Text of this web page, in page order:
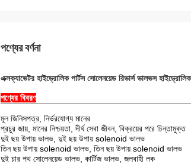
পণ্যের বর্ণনা
এক্সক্যাভেটর হাইড্রোলিক পার্টস সোলেনয়েড রিভার্স ভালভস
পণ্যের বিবরণ
মূল জিনিসপত্র, নির্ভরযোগ্য মানের
প্রচুর জায়, মানের নিশ্চয়তা, দীর্ঘ সেবা জীবন, বিক্রয়ের পরে চিন্তামুক্ত
দুই ছয় উপায় ভালভ, দুই ছয় উপায় solenoid ভালভ
তিন ছয় উপায় solenoid ভালভ, তিন ছয় উপায় solenoid ভালভ
দুই চার পথ সোলেনয়েড ভালভ, কার্টিজ ভালভ, জলবাহী লক